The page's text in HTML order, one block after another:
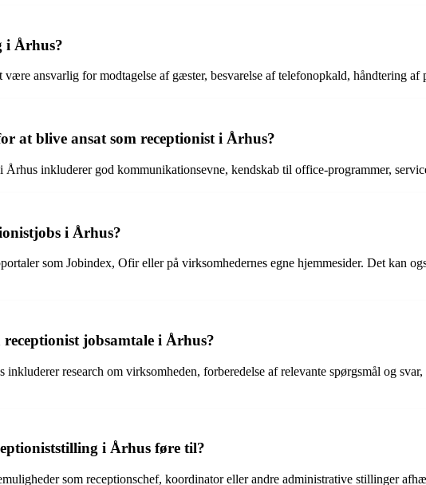
i Århus?
ansvarlig for modtagelse af gæster, besvarelse af telefonopkald, håndtering af
at blive ansat som receptionist i Århus?
inkluderer god kommunikationsevne, kendskab til office-programmer,
i Århus?
som Jobindex, Ofir eller på virksomhedernes egne hjemmesider. Det kan
jobsamtale i Århus?
research om virksomheden, forberedelse af relevante spørgsmål og
i Århus føre til?
som receptionschef, koordinator eller andre administrative stillinger